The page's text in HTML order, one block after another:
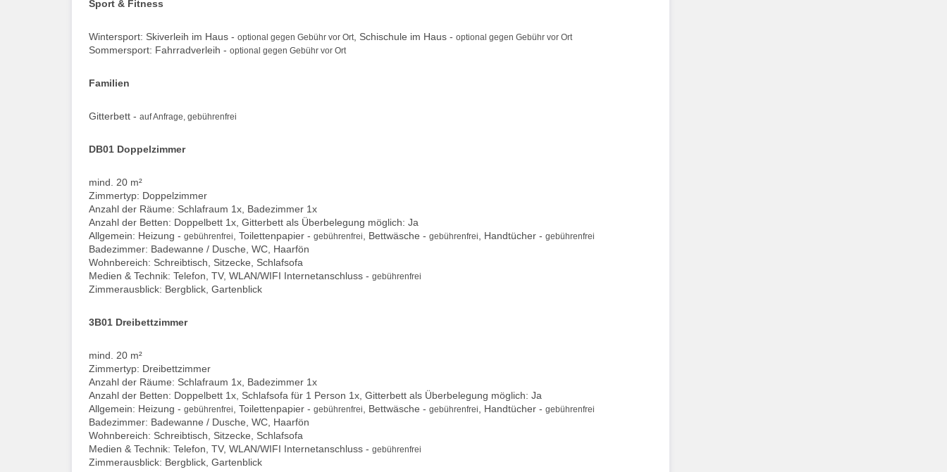
Sport & Fitness
Wintersport: Skiverleih im Haus - optional gegen Gebühr vor Ort , Schischule im Haus - optional gegen Gebühr vor Ort
Sommersport: Fahrradverleih - optional gegen Gebühr vor Ort
Familien
Gitterbett - auf Anfrage, gebührenfrei
DB01 Doppelzimmer
mind. 20 m²
Zimmertyp: Doppelzimmer
Anzahl der Räume: Schlafraum 1x, Badezimmer 1x
Anzahl der Betten: Doppelbett 1x, Gitterbett als Überbelegung möglich: Ja
Allgemein: Heizung - gebührenfrei , Toilettenpapier - gebührenfrei , Bettwäsche - gebührenfrei , Handtücher - gebührenfrei
Badezimmer: Badewanne / Dusche, WC, Haarfön
Wohnbereich: Schreibtisch, Sitzecke, Schlafsofa
Medien & Technik: Telefon, TV, WLAN/WIFI Internetanschluss - gebührenfrei
Zimmerausblick: Bergblick, Gartenblick
3B01 Dreibettzimmer
mind. 20 m²
Zimmertyp: Dreibettzimmer
Anzahl der Räume: Schlafraum 1x, Badezimmer 1x
Anzahl der Betten: Doppelbett 1x, Schlafsofa für 1 Person 1x, Gitterbett als Überbelegung möglich: Ja
Allgemein: Heizung - gebührenfrei , Toilettenpapier - gebührenfrei , Bettwäsche - gebührenfrei , Handtücher - gebührenfrei
Badezimmer: Badewanne / Dusche, WC, Haarfön
Wohnbereich: Schreibtisch, Sitzecke, Schlafsofa
Medien & Technik: Telefon, TV, WLAN/WIFI Internetanschluss - gebührenfrei
Zimmerausblick: Bergblick, Gartenblick